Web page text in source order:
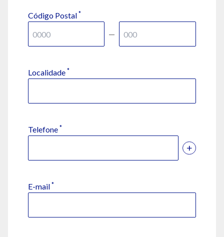
Código Postal *
—
Localidade *
Telefone *
E-mail *